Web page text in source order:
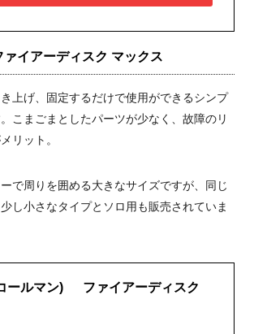
ァイアーディスク マックス
上げ、固定するだけで使用ができるシンプ
こまごまとしたパーツが少なく、故障のリ
リット。
で周りを囲める大きなサイズですが、同じ
し小さなタイプとソロ用も販売されていま
ールマン) ファイアーディスク